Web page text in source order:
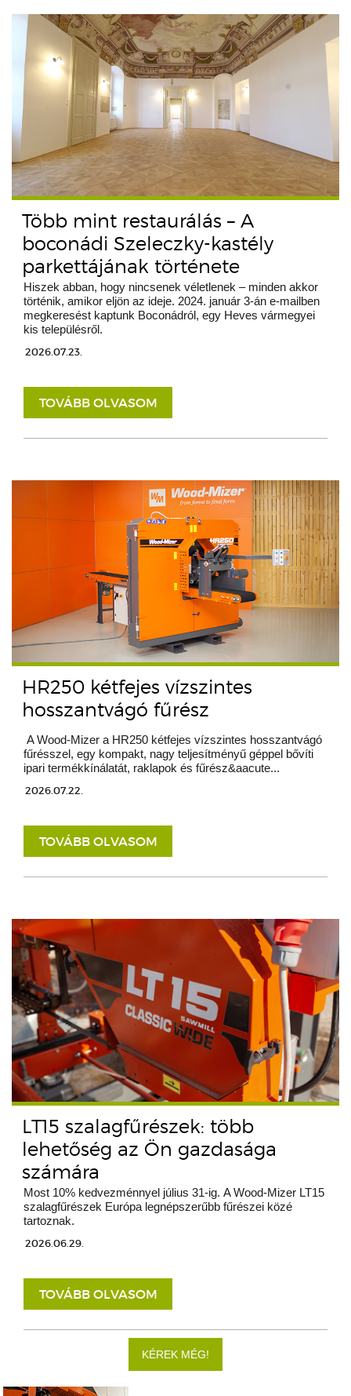
Több mint restaurálás – A
boconádi Szeleczky-kastély
parkettájának története
Hiszek abban, hogy nincsenek véletlenek – minden akkor
történik, amikor eljön az ideje. 2024. január 3-án e-mailben
megkeresést kaptunk Boconádról, egy Heves vármegyei
kis településről.
2026.07.23.
TOVÁBB OLVASOM
HR250 kétfejes vízszintes
hosszantvágó fűrész
A Wood-Mizer a HR250 kétfejes vízszintes hosszantvágó
fűrésszel, egy kompakt, nagy teljesítményű géppel bővíti
ipari termékkínálatát, raklapok és fűrész&aacute...
2026.07.22.
TOVÁBB OLVASOM
LT15 szalagfűrészek: több
lehetőség az Ön gazdasága
számára
Most 10% kedvezménnyel július 31-ig. A Wood-Mizer LT15
szalagfűrészek Európa legnépszerűbb fűrészei közé
tartoznak.
2026.06.29.
TOVÁBB OLVASOM
KÉREK MÉG!